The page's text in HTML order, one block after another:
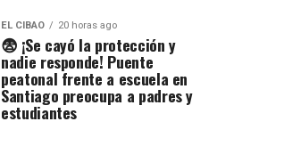
EL CIBAO 20 horas ago
😨 ¡Se cayó la protección y
nadie responde! Puente
peatonal frente a escuela en
Santiago preocupa a padres y
estudiantes